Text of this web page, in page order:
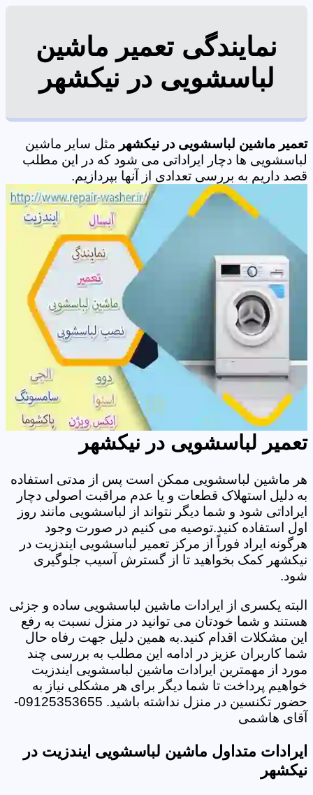
نمایندگی تعمیر ماشین
لباسشویی در نیکشهر
تعمیر ماشین لباسشویی در نیکشهر مثل سایر ماشین
لباسشویی ها دچار ایراداتی می شود که در این مطلب
قصد داریم به بررسی تعدادی از آنها بپردازیم.
تعمیر لباسشویی در نیکشهر
هر ماشین لباسشویی ممکن است پس از مدتی استفاده
به دلیل استهلاک قطعات و یا عدم مراقبت اصولی دچار
ایراداتی شود و شما دیگر نتواند از لباسشویی مانند روز
اول استفاده کنید.توصیه می کنیم در صورت وجود
هرگونه ایراد فوراً از مرکز تعمیر لباسشویی ایندزیت در
نیکشهر کمک بخواهید تا از گسترش آسیب جلوگیری
شود.
البته یکسری از ایرادات ماشین لباسشویی ساده و جزئی
هستند و شما خودتان می توانید در منزل نسبت به رفع
این مشکلات اقدام کنید.به همین دلیل جهت رفاه حال
شما کاربران عزیز در ادامه این مطلب به بررسی چند
مورد از مهمترین ایرادات ماشین لباسشویی ایندزیت
خواهیم پرداخت تا شما دیگر برای هر مشکلی نیاز به
حضور تکنسین در منزل نداشته باشید. 09125353655-
آقای هاشمی
ایرادات متداول ماشین لباسشویی ایندزیت در
نیکشهر